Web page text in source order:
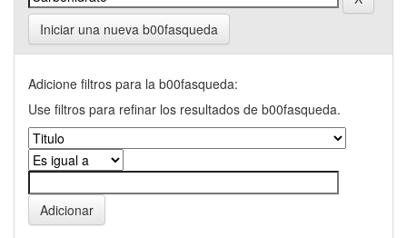
Iniciar una nueva b00fasqueda
Adicione filtros para la b00fasqueda:
Use filtros para refinar los resultados de b00fasqueda.